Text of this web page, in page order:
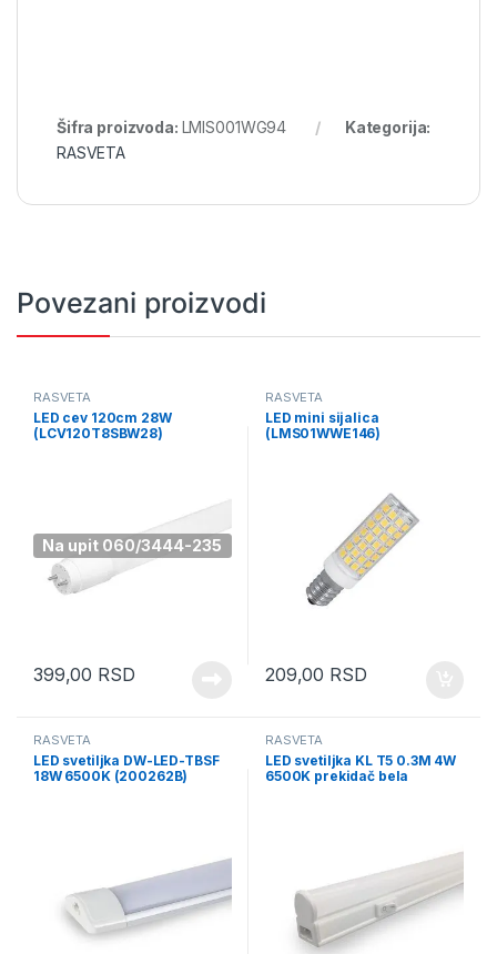
Šifra proizvoda: LMIS001WG94
Kategorija:
RASVETA
Povezani proizvodi
Na upit 060/3444-235
RASVETA
LED cev 120cm 28W
(LCV120T8SBW28)
399,00 RSD
RASVETA
LED mini sijalica
(LMS01WWE146)
209,00 RSD
RASVETA
LED svetiljka DW-LED-TBSF
18W 6500K (200262B)
RASVETA
LED svetiljka KL T5 0.3M 4W
6500K prekidač bela